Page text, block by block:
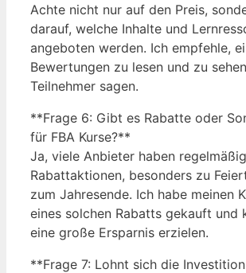
Achte nicht nur auf den Preis,
darauf, welche Inhalte und
angeboten werden. Ich empfehle,
Bewertungen zu lesen und zu
Teilnehmer sagen.
**Frage 6: Gibt es Rabatte oder
für FBA Kurse?**
Ja, viele Anbieter haben regelmäßig
Rabattaktionen, besonders zu
zum Jahresende. Ich habe meinen
eines solchen Rabatts gekauft und
eine große Ersparnis erzielen.
**Frage 7: Lohnt sich die